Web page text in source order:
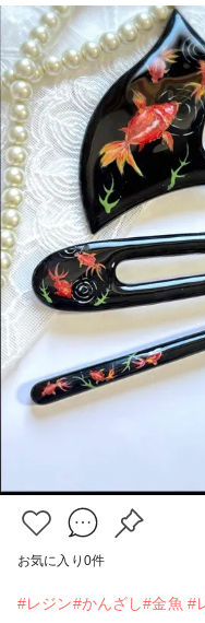
お気に入り 0件
#レジン#かんざし#金魚 #